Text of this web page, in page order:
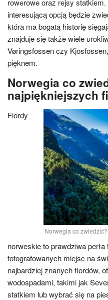
interesującą opcją będzie
która ma bogatą historię
znajduje się także wiele
Vøringsfossen czy
pięknem.
Norwegia co
najpiękniejszych
Norwegia co zwiedzić?
Fiordy
norweskie to prawdziwa
fotografowanych miejsc na
najbardziej znanych fiordów,
wodospadami, takimi jak
statkiem lub wybrać się na